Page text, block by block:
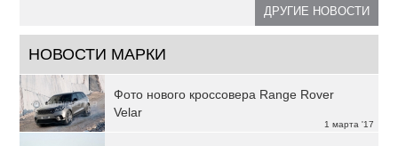
ДРУГИЕ НОВОСТИ
НОВОСТИ МАРКИ
1 марта '17
Фото нового кроссовера Range Rover
Velar